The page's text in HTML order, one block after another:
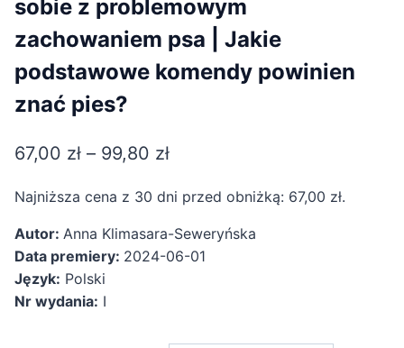
sobie z problemowym
zachowaniem psa | Jakie
podstawowe komendy powinien
znać pies?
67,00 zł – 99,80 złZakres
od
67,00 zł
do
Najniższa cena z 30 dni przed obniżką: 67,00 zł.
Autor: Anna Klimasara-Seweryńska
Data premiery: 2024-06-01
Język: Polski
Nr wydania: I